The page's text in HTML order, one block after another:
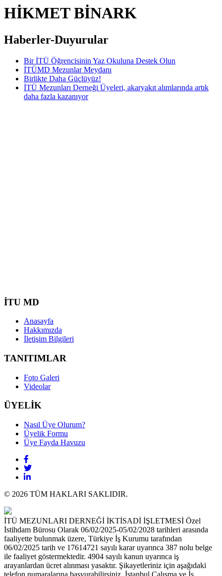
HİKMET BİNARK
Haberler-Duyurular
Bir İTÜ Öğrencisinin Yaz Okuluna Destek Olun
İTÜMD Mezunlar Meydanı
Birlikte Daha Güçlüyüz!
İTÜ Mezunları Derneği Üyeleri, akaryakıt alımlarında artık
daha fazla kazanıyor
İTU MD
Anasayfa
Hakkımızda
İletişim Bilgileri
TANITIMLAR
Foto Galeri
Videolar
ÜYELİK
Nasıl Üye Olurum?
Üyelik Formu
Üye Fayda Havuzu
© 2026 TÜM HAKLARI SAKLIDIR.
İTÜ MEZUNLARI DERNEĞİ İKTİSADİ İŞLETMESİ Özel
İstihdam Bürosu Olarak 06/02/2025-05/02/2028 tarihleri arasında
faaliyette bulunmak üzere, Türkiye İş Kurumu tarafından
06/02/2025 tarih ve 17614721 sayılı karar uyarınca 387 nolu belge
ile faaliyet göstermektedir. 4904 sayılı kanun uyarınca iş
arayanlardan ücret alınması yasaktır. Şikayetleriniz için aşağıdaki
telefon numaralarına başvurabilirsiniz. İstanbul Çalışma ve İş